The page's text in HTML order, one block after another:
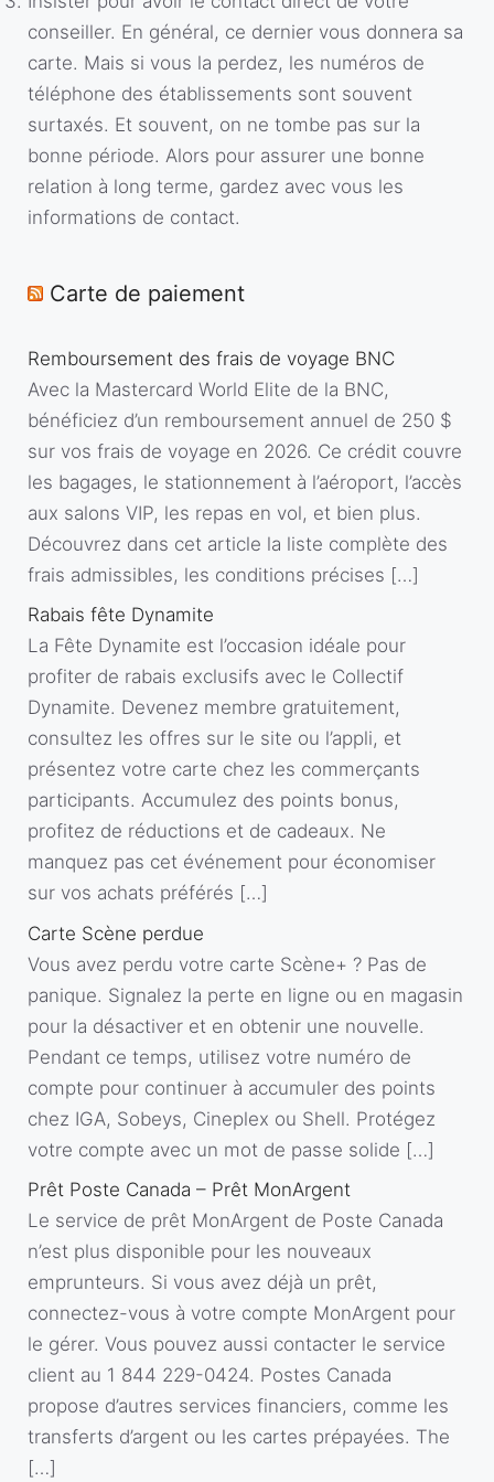
conseiller. En général, ce dernier vous donnera sa
carte. Mais si vous la perdez, les numéros de
téléphone des établissements sont souvent
surtaxés. Et souvent, on ne tombe pas sur la
bonne période. Alors pour assurer une bonne
relation à long terme, gardez avec vous les
informations de contact.
Carte de paiement
Remboursement des frais de voyage BNC
Avec la Mastercard World Elite de la BNC,
bénéficiez d’un remboursement annuel de 250 $
sur vos frais de voyage en 2026. Ce crédit couvre
les bagages, le stationnement à l’aéroport, l’accès
aux salons VIP, les repas en vol, et bien plus.
Découvrez dans cet article la liste complète des
frais admissibles, les conditions précises […]
Rabais fête Dynamite
La Fête Dynamite est l’occasion idéale pour
profiter de rabais exclusifs avec le Collectif
Dynamite. Devenez membre gratuitement,
consultez les offres sur le site ou l’appli, et
présentez votre carte chez les commerçants
participants. Accumulez des points bonus,
profitez de réductions et de cadeaux. Ne
manquez pas cet événement pour économiser
sur vos achats préférés […]
Carte Scène perdue
Vous avez perdu votre carte Scène+ ? Pas de
panique. Signalez la perte en ligne ou en magasin
pour la désactiver et en obtenir une nouvelle.
Pendant ce temps, utilisez votre numéro de
compte pour continuer à accumuler des points
chez IGA, Sobeys, Cineplex ou Shell. Protégez
votre compte avec un mot de passe solide […]
Prêt Poste Canada – Prêt MonArgent
Le service de prêt MonArgent de Poste Canada
n’est plus disponible pour les nouveaux
emprunteurs. Si vous avez déjà un prêt,
connectez-vous à votre compte MonArgent pour
le gérer. Vous pouvez aussi contacter le service
client au 1 844 229-0424. Postes Canada
propose d’autres services financiers, comme les
transferts d’argent ou les cartes prépayées. The
[…]